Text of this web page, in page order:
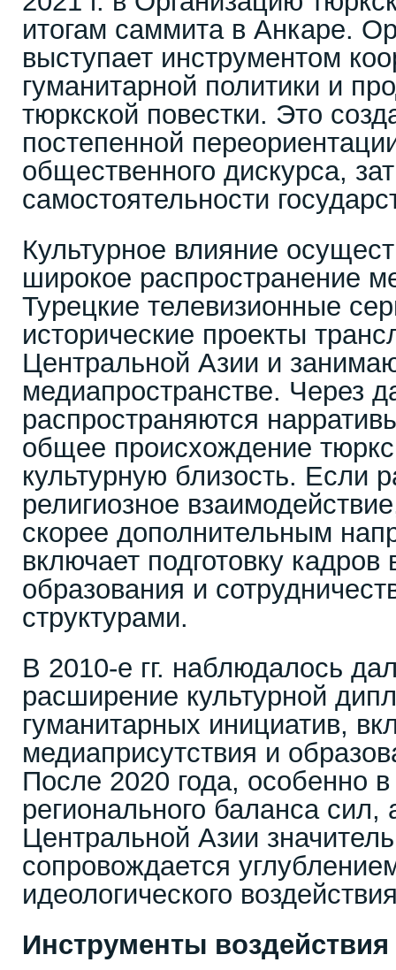
итогам саммита в Анкаре.
выступает инструментом
гуманитарной политики и
тюркской повестки. Это
постепенной
общественного дискурса,
самостоятельности
Культурное влияние
широкое распространение
Турецкие телевизионные
исторические проекты
Центральной Азии и
медиапространстве. Через
распространяются
общее происхождение
культурную близость. Если
религиозное
скорее дополнительным
включает подготовку
образования и
структурами.
В 2010-е гг. наблюдалось
расширение культурной
гуманитарных инициатив,
медиаприсутствия и
После 2020 года, особенно
регионального баланса сил,
Центральной Азии
сопровождается
идеологического
Инструменты воздействия